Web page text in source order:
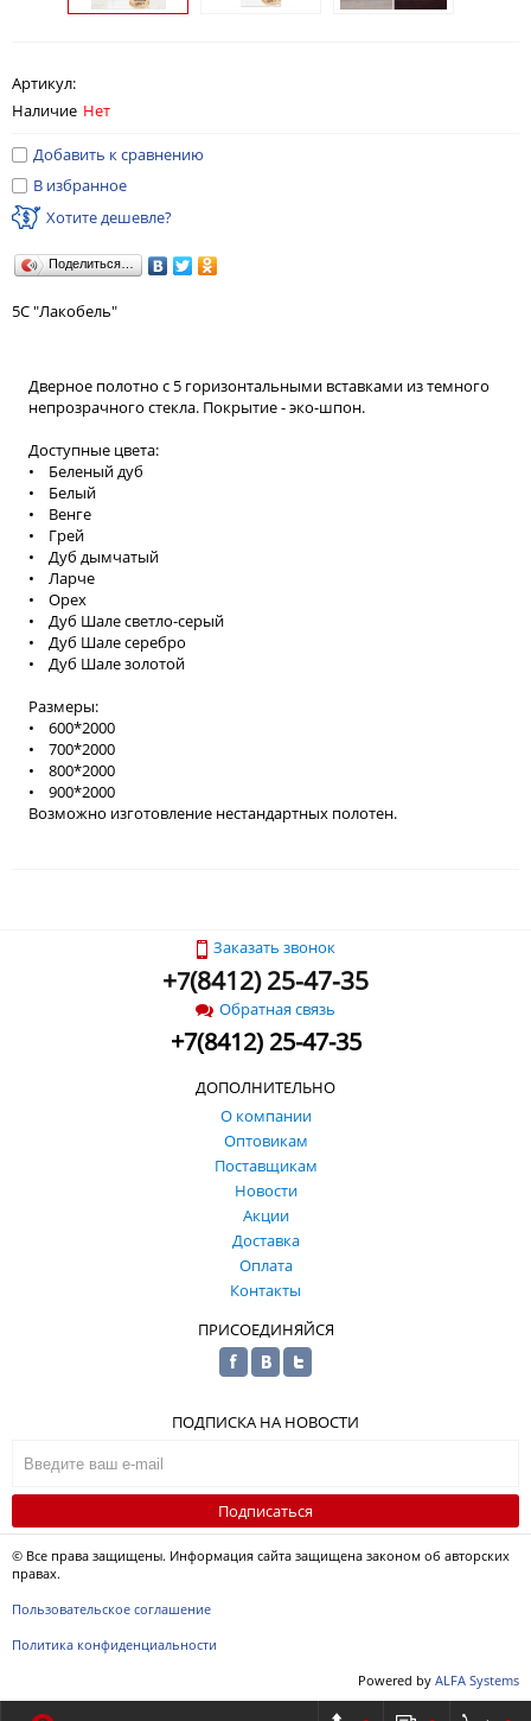
Артикул:
Наличие Нет
Добавить к сравнению
В избранное
Хотите дешевле?
Поделиться…
5С "Лакобель"
Дверное полотно с 5 горизонтальными вставками из темного
непрозрачного стекла. Покрытие - эко-шпон.
Доступные цвета:
• Беленый дуб
• Белый
• Венге
• Грей
• Дуб дымчатый
• Ларче
• Орех
• Дуб Шале светло-серый
• Дуб Шале серебро
• Дуб Шале золотой
Размеры:
• 600*2000
• 700*2000
• 800*2000
• 900*2000
Возможно изготовление нестандартных полотен.
Заказать звонок
+7(8412) 25-47-35
Обратная связь
+7(8412) 25-47-35
ДОПОЛНИТЕЛЬНО
О компании
Оптовикам
Поставщикам
Новости
Акции
Доставка
Оплата
Контакты
ПРИСОЕДИНЯЙСЯ
ПОДПИСКА НА НОВОСТИ
Подписаться
© Все права защищены. Информация сайта защищена законом об авторских
правах.
Пользовательское соглашение
Политика конфиденциальности
Powered by ALFA Systems